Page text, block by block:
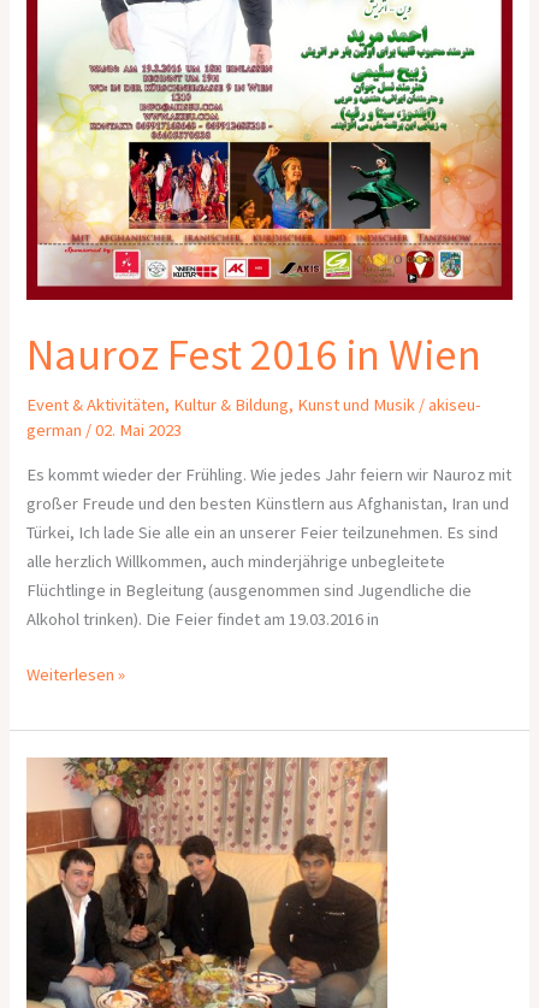
Nauroz Fest 2016 in Wien
Event & Aktivitäten, Kultur & Bildung, Kunst und Musik /akiseu-
german /02. Mai 2023
Es kommt wieder der Frühling. Wie jedes Jahr feiern wir Nauroz mit
großer Freude und den besten Künstlern aus Afghanistan, Iran und
Türkei, Ich lade Sie alle ein an unserer Feier teilzunehmen. Es sind
alle herzlich Willkommen, auch minderjährige unbegleitete
Flüchtlinge in Begleitung (ausgenommen sind Jugendliche die
Alkohol trinken). Die Feier findet am 19.03.2016 in
Weiterlesen »
Nowruz